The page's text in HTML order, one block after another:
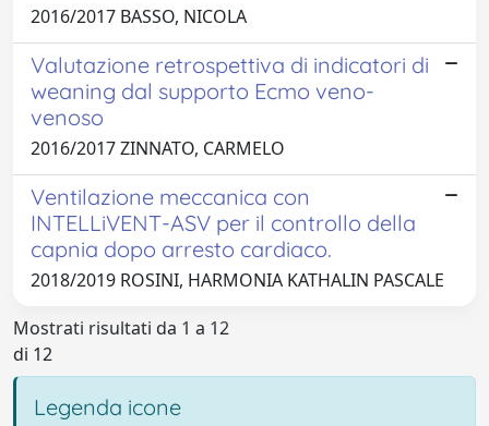
2016/2017 BASSO, NICOLA
Valutazione retrospettiva di indicatori di
weaning dal supporto Ecmo veno-
venoso
2016/2017 ZINNATO, CARMELO
Ventilazione meccanica con
INTELLiVENT-ASV per il controllo della
capnia dopo arresto cardiaco.
2018/2019 ROSINI, HARMONIA KATHALIN PASCALE
Mostrati risultati da 1 a 12
di 12
Legenda icone